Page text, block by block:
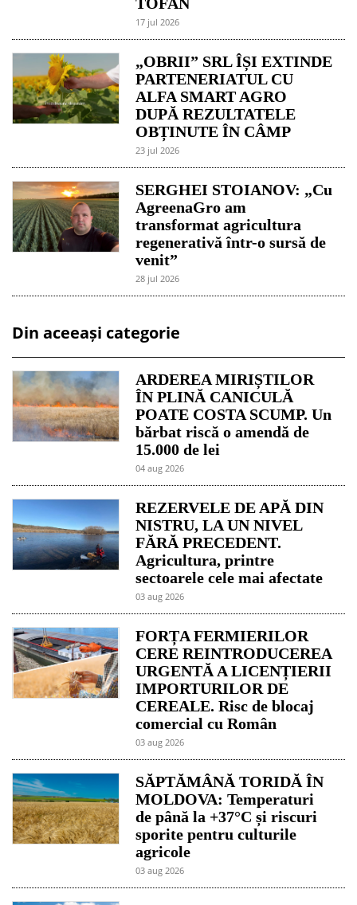
TOFAN
17 jul 2026
„OBRII” SRL ÎȘI EXTINDE
PARTENERIATUL CU
ALFA SMART AGRO
DUPĂ REZULTATELE
OBȚINUTE ÎN CÂMP
23 jul 2026
SERGHEI STOIANOV: „Cu
AgreenaGro am
transformat agricultura
regenerativă într-o sursă de
venit”
28 jul 2026
Din aceeași categorie
ARDEREA MIRIȘTILOR
ÎN PLINĂ CANICULĂ
POATE COSTA SCUMP. Un
bărbat riscă o amendă de
15.000 de lei
04 aug 2026
REZERVELE DE APĂ DIN
NISTRU, LA UN NIVEL
FĂRĂ PRECEDENT.
Agricultura, printre
sectoarele cele mai afectate
03 aug 2026
FORȚA FERMIERILOR
CERE REINTRODUCEREA
URGENTĂ A LICENȚIERII
IMPORTURILOR DE
CEREALE. Risc de blocaj
comercial cu Român
03 aug 2026
SĂPTĂMÂNĂ TORIDĂ ÎN
MOLDOVA: Temperaturi
de până la +37°C și riscuri
sporite pentru culturile
agricole
03 aug 2026